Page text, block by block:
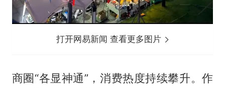
打开网易新闻 查看更多图片
商圈“各显神通”，消费热度持续攀升。作